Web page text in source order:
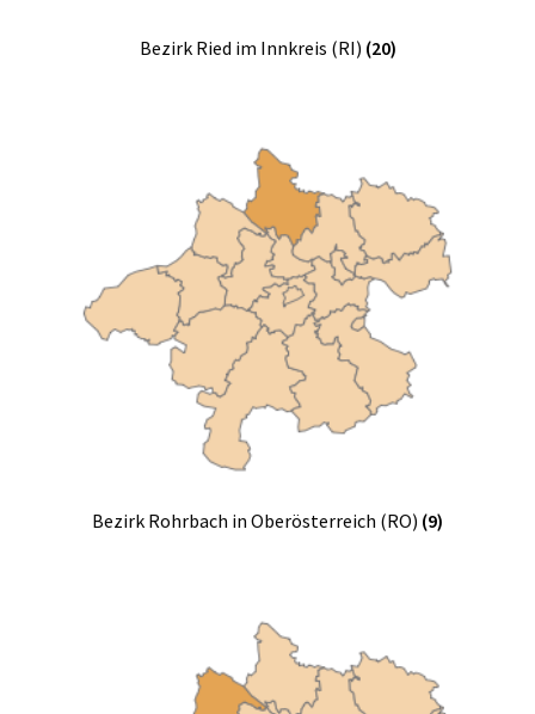
Bezirk Ried im Innkreis (RI) (20)
Bezirk Rohrbach in Oberösterreich (RO) (9)